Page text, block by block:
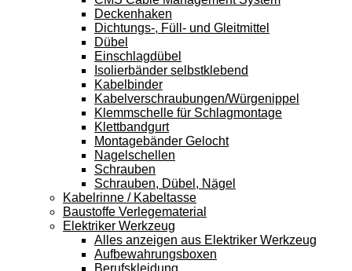
Deckenhaken
Dichtungs-, Füll- und Gleitmittel
Dübel
Einschlagdübel
Isolierbänder selbstklebend
Kabelbinder
Kabelverschraubungen/Würgenippel
Klemmschelle für Schlagmontage
Klettbandgurt
Montagebänder Gelocht
Nagelschellen
Schrauben
Schrauben, Dübel, Nägel
Kabelrinne / Kabeltasse
Baustoffe Verlegematerial
Elektriker Werkzeug
Alles anzeigen aus Elektriker Werkzeug
Aufbewahrungsboxen
Berufskleidung